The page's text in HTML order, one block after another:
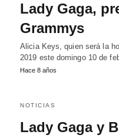
Lady Gaga,
Grammys
Alicia Keys, quien será la
2019 este domingo 10 de
Hace 8 años
NOTICIAS
Lady Gaga y